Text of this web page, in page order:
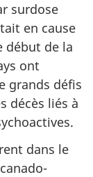
surdose
en cause
début de la
ont
grands défis
décès liés à
dans le